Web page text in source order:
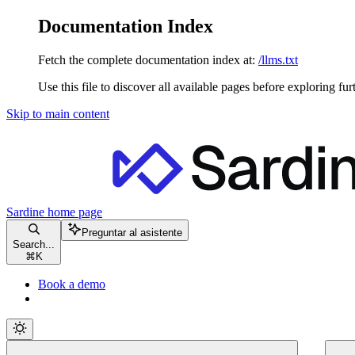
Documentation Index
Fetch the complete documentation index at: /llms.txt
Use this file to discover all available pages before exploring
Skip to main content
Sardine home page
Search...
⌘ K
Preguntar al asistente
Book a demo